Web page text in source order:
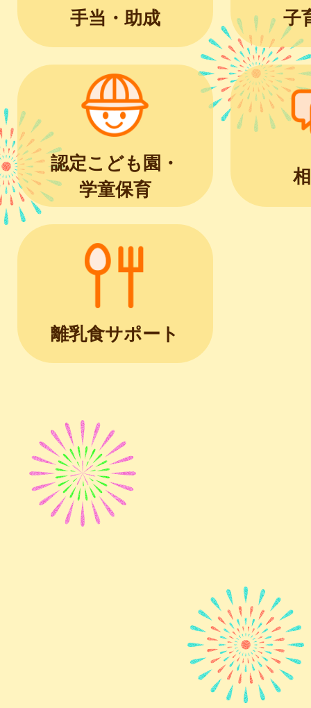
手当・助成 子
認定こども園・
学童保育
離乳食サポート